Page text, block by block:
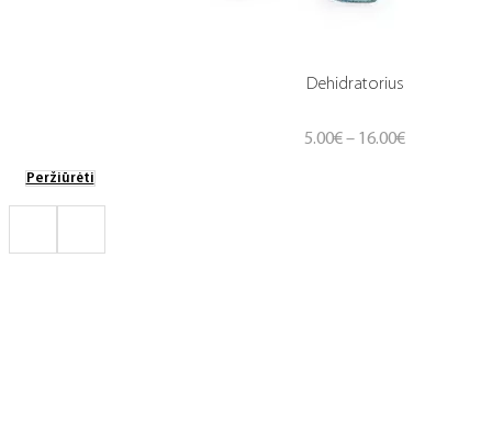
Dehidratorius
5.00€ – 16.00€Price
Peržiūrėti